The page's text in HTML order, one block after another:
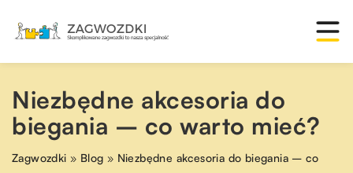
Niezbędne akcesoria do
biegania – co warto mieć?
Zagwozdki » Blog » Niezbędne akcesoria do biegania – co